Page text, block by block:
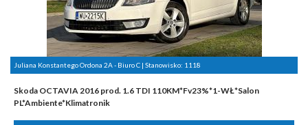
Juliana Konstantego Ordona 2A - Biuro C | Stanowisko: 1118
Skoda OCTAVIA 2016 prod. 1.6 TDI 110KM*Fv23%*1-WŁ*Salon
PL*Ambiente*Klimatronik